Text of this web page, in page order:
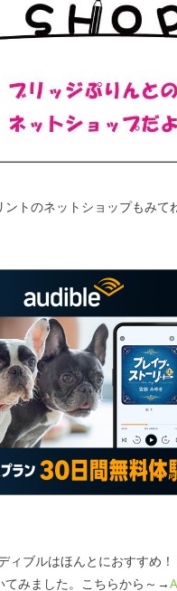
ントのネットショップもみて
ィブルはほんとにおすすめ
てみました。こちらから～→